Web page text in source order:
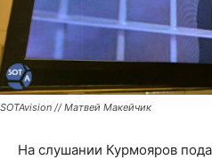
SOTAvision // Матвей Макейчик
На слушании Курмояров